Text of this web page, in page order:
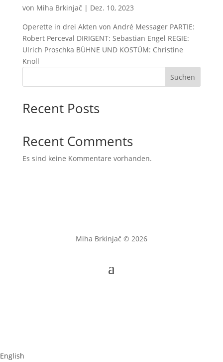
von Miha Brkinjač | Dez. 10, 2023
Operette in drei Akten von André Messager PARTIE:
Robert Perceval DIRIGENT: Sebastian Engel REGIE:
Ulrich Proschka BÜHNE UND KOSTÜM: Christine
Knoll
Suchen
Recent Posts
Recent Comments
Es sind keine Kommentare vorhanden.
Miha Brkinjač © 2026
English